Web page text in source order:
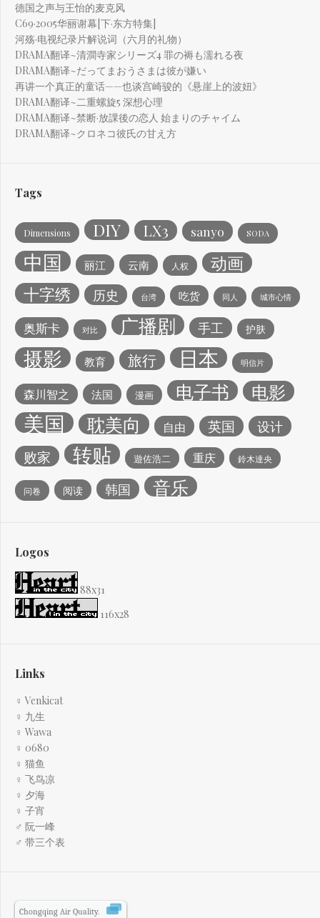
德国之声与王怡的麦克风
C69·2005华丽谢幕[下·东方特集]
河殇·电视纪录片解说词（六月的礼物）
DRAMA翻译~清澗寺家シリーズ4 罪の褥も濡れる夜
DRAMA翻译~だってまおうさまは彼が嫌い
再讲一个真正的童话——也谈宫崎骏的《悬崖上的波妞》
DRAMA翻译~二重螺旋5 深想心理
DRAMA翻译~禁断·放課後の恋人 始まりのチャイム
DRAMA翻译~クロネコ彼氏の甘え方
Tags
Dimensions DIY LX3 sanyo SODA
中国 丽江 云南 人权 动画
十字绣 历史 台湾 吃货 同人 城市心情
奥斯卡 对比 广播剧 手工 护肤
摄影 教育 旅行 日本 明信片
森川智之 法国 漫画 电子书 电影
美国 耽美向 自由 英国 设计
败家 转贴 遊佐浩二 重庆 鈴木達央
问卷 阅读 韩国 音乐
Logos
88x31
116x28
Links
♀ Venkicat
♀ 九生
♀ Wawa
♀ 0680
♀ 猫鱼
♀ 飞鸟凉
♀ 夕海
♀ 子宵
♂ 阮一峰
♂ 带三个表
Chongqing Air Quality.